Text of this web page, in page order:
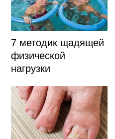
7 методик щадящей
физической
нагрузки